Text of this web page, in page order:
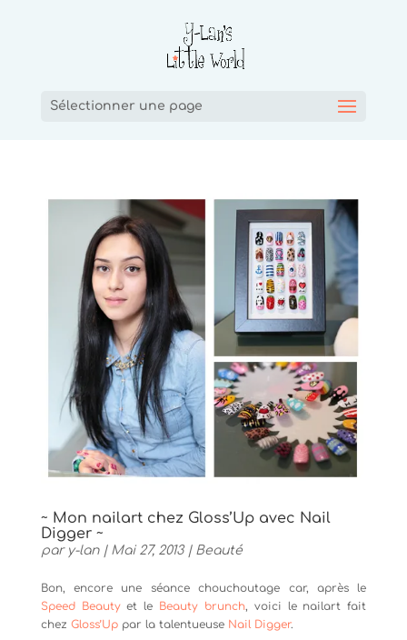
Sélectionner une page
~ Mon nailart chez Gloss’Up avec Nail
Digger ~
par y-lan| Mai 27, 2013| Beauté
Bon, encore une séance chouchoutage car, après le
Speed Beautyet le Beauty brunch, voici le nailart fait
chez Gloss’Uppar la talentueuse Nail Digger.